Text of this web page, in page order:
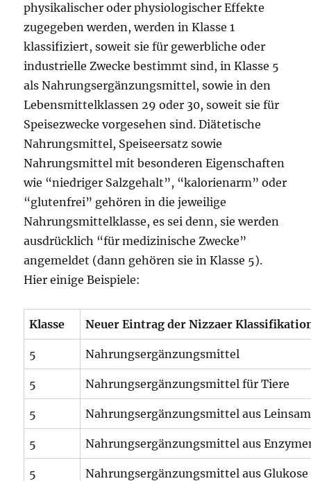
physikalischer oder physiologischer Effekte
zugegeben werden, werden in Klasse 1
klassifiziert, soweit sie für gewerbliche oder
industrielle Zwecke bestimmt sind, in Klasse 5
als Nahrungsergänzungsmittel, sowie in den
Lebensmittelklassen 29 oder 30, soweit sie für
Speisezwecke vorgesehen sind. Diätetische
Nahrungsmittel, Speiseersatz sowie
Nahrungsmittel mit besonderen Eigenschaften
wie “niedriger Salzgehalt”, “kalorienarm” oder
“glutenfrei” gehören in die jeweilige
Nahrungsmittelklasse, es sei denn, sie werden
ausdrücklich “für medizinische Zwecke”
angemeldet (dann gehören sie in Klasse 5).
Hier einige Beispiele:
Klasse Neuer Eintrag der Nizzaer
5 Nahrungsergänzungsmittel
5 Nahrungsergänzungsmittel für Tiere
5 Nahrungsergänzungsmittel aus
5 Nahrungsergänzungsmittel aus
5
Nahrungsergänzungsmittel aus Glukose